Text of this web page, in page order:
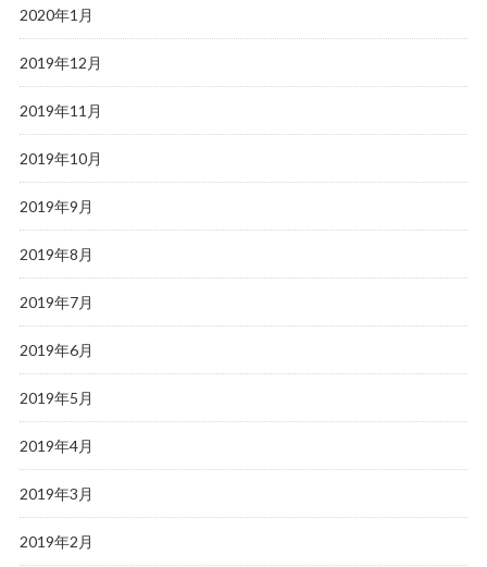
2020年1月
2019年12月
2019年11月
2019年10月
2019年9月
2019年8月
2019年7月
2019年6月
2019年5月
2019年4月
2019年3月
2019年2月